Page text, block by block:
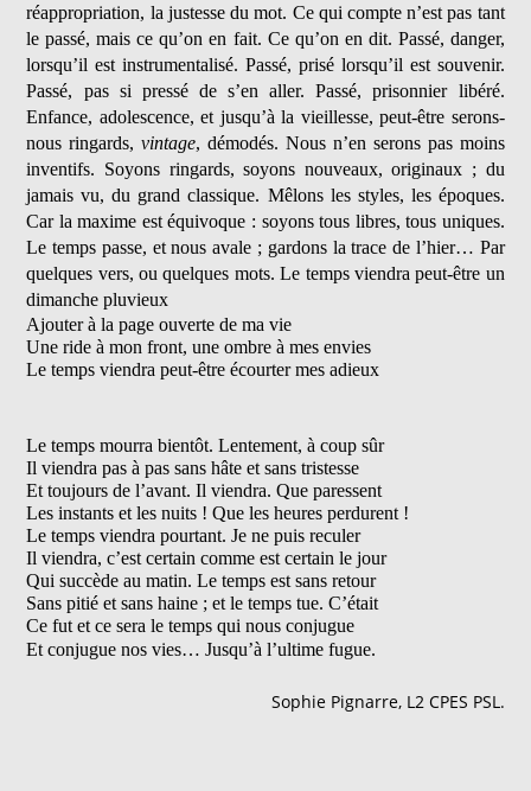
réappropriation, la justesse du mot. Ce qui compte n’est pas tant
le passé, mais ce qu’on en fait. Ce qu’on en dit. Passé, danger,
lorsqu’il est instrumentalisé. Passé, prisé lorsqu’il est souvenir.
Passé, pas si pressé de s’en aller. Passé, prisonnier libéré.
Enfance, adolescence, et jusqu’à la vieillesse, peut-être serons-
nous ringards,vintage, démodés. Nous n’en serons pas moins
inventifs. Soyons ringards, soyons nouveaux, originaux ; du
jamais vu, du grand classique. Mêlons les styles, les époques.
Car la maxime est équivoque : soyons tous libres, tous uniques.
Le temps passe, et nous avale ; gardons la trace de l’hier… Par
quelques vers, ou quelques mots. Le temps viendra peut-être un
dimanche pluvieux
Ajouter à la page ouverte de ma vie
Une ride à mon front, une ombre à mes envies
Le temps viendra peut-être écourter mes adieux
Le temps mourra bientôt. Lentement, à coup sûr
Il viendra pas à pas sans hâte et sans tristesse
Et toujours de l’avant. Il viendra. Que paressent
Les instants et les nuits ! Que les heures perdurent !
Le temps viendra pourtant. Je ne puis reculer
Il viendra, c’est certain comme est certain le jour
Qui succède au matin. Le temps est sans retour
Sans pitié et sans haine ; et le temps tue. C’était
Ce fut et ce sera le temps qui nous conjugue
Et conjugue nos vies… Jusqu’à l’ultime fugue.
Sophie Pignarre, L2 CPES PSL.